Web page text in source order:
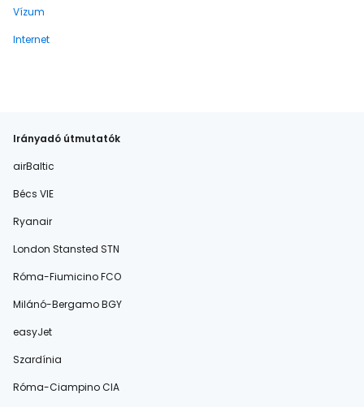
Vízum
Internet
Irányadó útmutatók
airBaltic
Bécs VIE
Ryanair
London Stansted STN
Róma-Fiumicino FCO
Milánó-Bergamo BGY
easyJet
Szardínia
Róma-Ciampino CIA